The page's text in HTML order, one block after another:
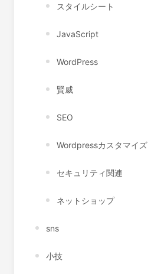
スタイルシート
JavaScript
WordPress
賢威
SEO
Wordpressカスタマイズ
セキュリティ関連
ネットショップ
sns
小技